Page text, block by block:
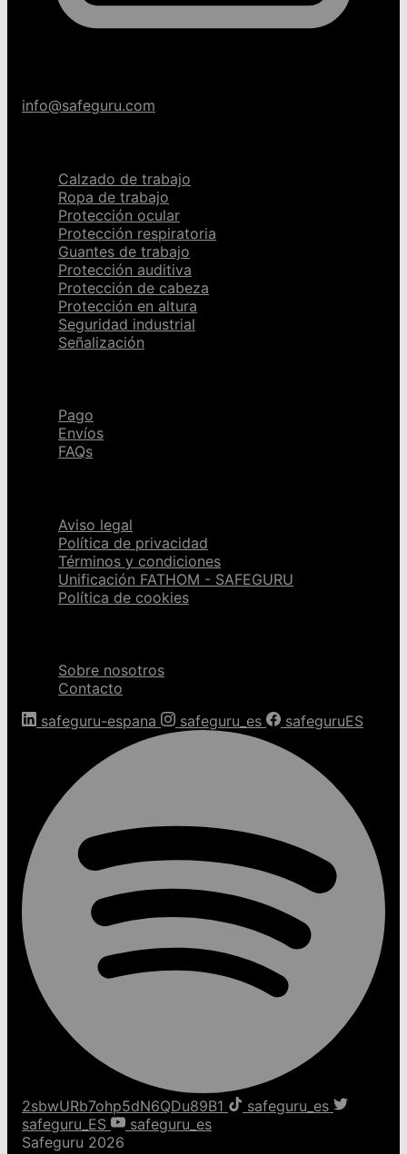
info@safeguru.com
Calzado de trabajo
Ropa de trabajo
Protección ocular
Protección respiratoria
Guantes de trabajo
Protección auditiva
Protección de cabeza
Protección en altura
Seguridad industrial
Señalización
Pago
Envíos
FAQs
Aviso legal
Política de privacidad
Términos y condiciones
Unificación FATHOM - SAFEGURU
Política de cookies
Sobre nosotros
Contacto
safeguru-espana
safeguru_es safeguruES
2sbwURb7ohp5dN6QDu89B1
safeguru_es
safeguru_ES
safeguru_es
Safeguru 2026